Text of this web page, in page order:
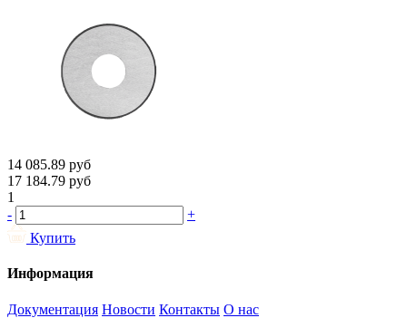
14 085.89 руб
17 184.79 руб
1
-
+
Купить
Информация
Документация Новости Контакты О нас